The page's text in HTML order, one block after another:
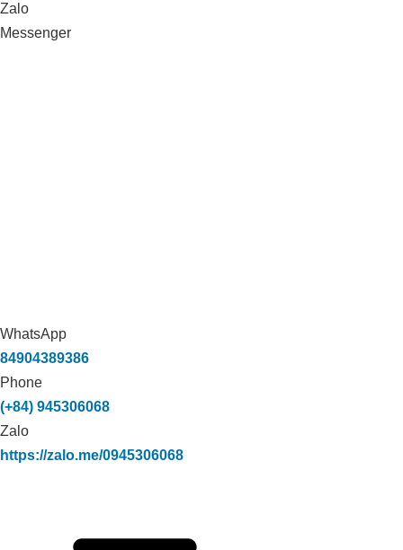
Zalo
Messenger
WhatsApp
84904389386
Phone
(+84) 945306068
Zalo
https://zalo.me/0945306068